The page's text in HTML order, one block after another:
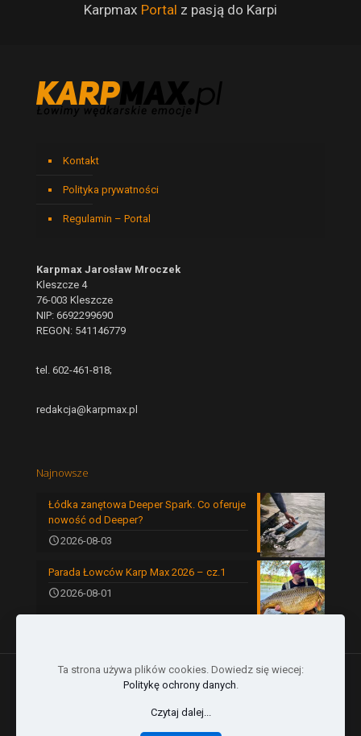
Karpmax Portal z pasją do Karpi
Kontakt
Polityka prywatności
Regulamin – Portal
Karpmax Jarosław Mroczek
Kleszcze 4
76-003 Kleszcze
NIP: 6692299690
REGON: 541146779
tel. 602-461-818;
redakcja@karpmax.pl
Najnowsze
Łódka zanętowa Deeper Spark. Co oferuje
nowość od Deeper?
2026-08-03
Parada Łowców Karp Max 2026 – cz.1
2026-08-01
Ta strona używa plików cookies. Dowiedz się wiecej:
Politykę ochrony danych.
Czytaj dalej...